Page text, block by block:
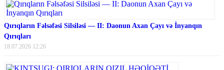
Qırıqların Fəlsəfəsi Silsiləsi — II: Daonun Axan Çayı və İnyanqın
Qırıqları
18.07.2026 12:26